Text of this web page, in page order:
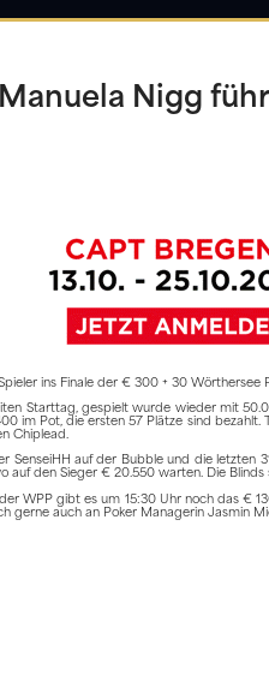
Nigg
ins Finale der € 300 + 30
Starttag, gespielt wurde wieder mit
im Pot, die ersten 57 Plätze sind
Chiplead.
SenseiHH auf der Bubble und die
auf den Sieger € 20.550 warten. Die Blinds
WPP gibt es um 15:30 Uhr noch das €
gerne auch an Poker Managerin Jasmin